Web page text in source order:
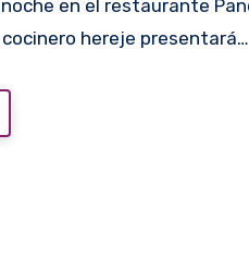
cocinero hereje presentará…